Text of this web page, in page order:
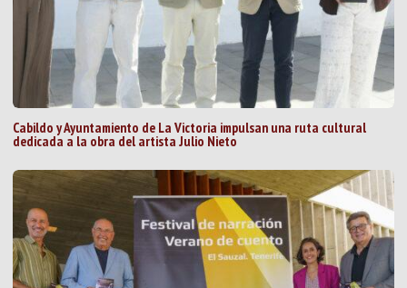
Cabildo y Ayuntamiento de La Victoria impulsan una ruta cultural
dedicada a la obra del artista Julio Nieto